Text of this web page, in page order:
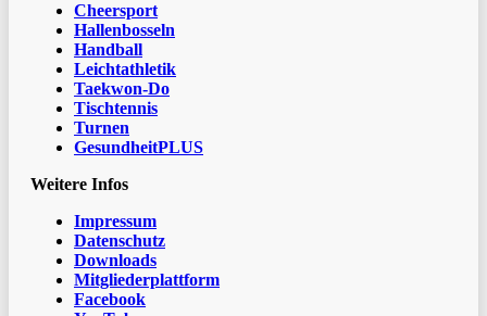
Cheersport
Hallenbosseln
Handball
Leichtathletik
Taekwon-Do
Tischtennis
Turnen
GesundheitPLUS
Weitere Infos
Impressum
Datenschutz
Downloads
Mitgliederplattform
Facebook